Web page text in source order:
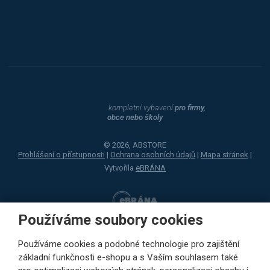
Používáme soubory cookies
Používáme cookies a podobné technologie pro zajištění
základní funkčnosti e-shopu a s Vaším souhlasem také
kompletní vybavenípro firmy,
obce nebo školy
© 2026, ABSTORE
Prohlášení o přístupnosti | Ochrana osobních údajů | Mapa stránek |
Vytvořila eBRÁNA